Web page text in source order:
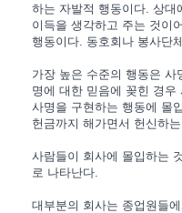
하는 자발적 행동이다. 상대
이득을 생각하고 주는 것이
행동이다. 동호회나 봉사단
가장 높은 수준의 행동은
명에 대한 믿음에 꽂힌 경
사명을 구현하는 행동에 몰
헌금까지 해가면서 헌신하
사람들이 회사에 몰입하는
로 나타난다.
대부분의 회사는 종업원들